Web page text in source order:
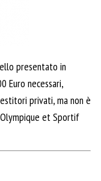
presentato in
Euro necessari,
privati, ma non è
et Sportif